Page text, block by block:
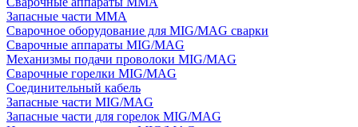
Запасные части MMA
Сварочное оборудование для MIG/MAG сварки
Сварочные аппараты MIG/MAG
Механизмы подачи проволоки MIG/MAG
Сварочные горелки MIG/MAG
Соединительный кабель
Запасные части MIG/MAG
Запасные части для горелок MIG/MAG